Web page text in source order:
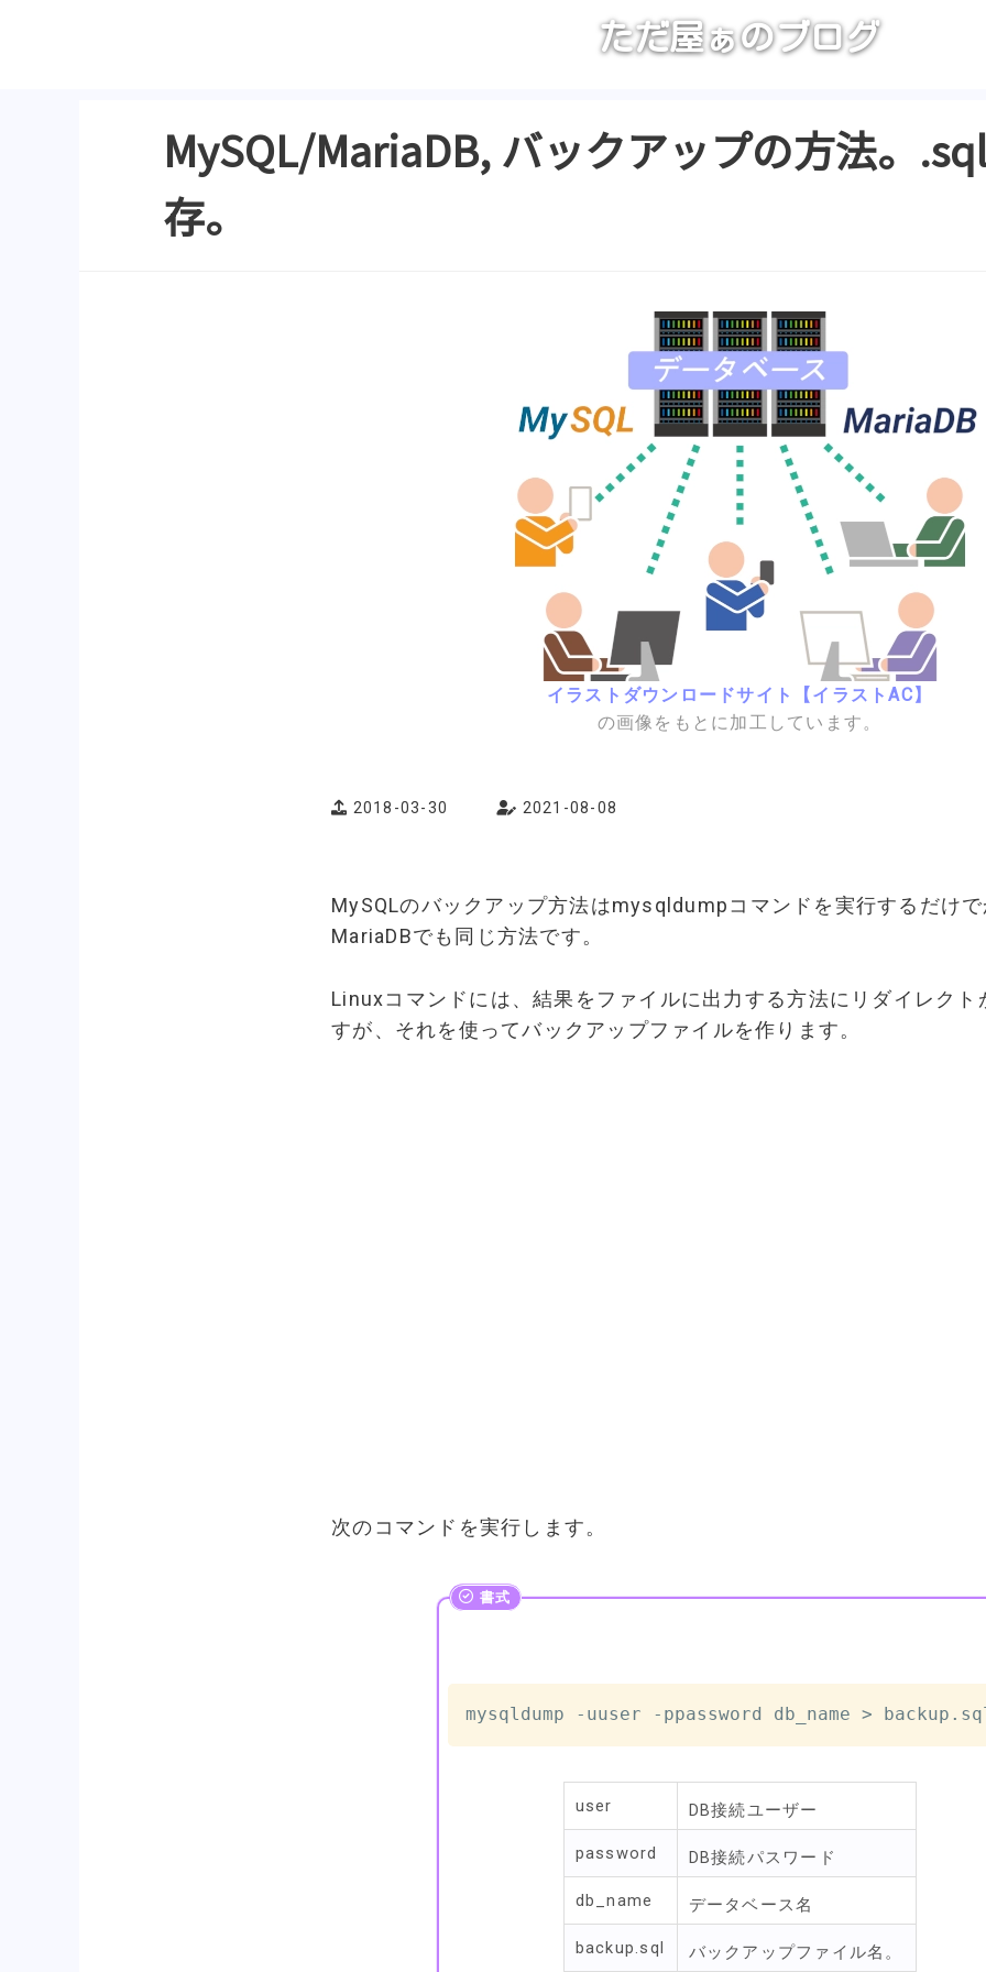
ただ屋ぁのブログ
MySQL/MariaDB, バックアップの方法。
存。
イラストダウンロードサイト【イラストAC】
の画像をもとに加工しています。
2018-03-30 2021-08-08
MySQLのバックアップ方法はmysqldumpコマンドを実行するだけ
MariaDBでも同じ方法です。
Linuxコマンドには、結果をファイルに出力する方法にリダイレクト
すが、それを使ってバックアップファイルを作ります。
次のコマンドを実行します。
mysqldump -uuser -ppassword db_name >
user DB接続ユーザー
password DB接続パスワード
db_name データベース名
backup.sql バックアップファイル名。